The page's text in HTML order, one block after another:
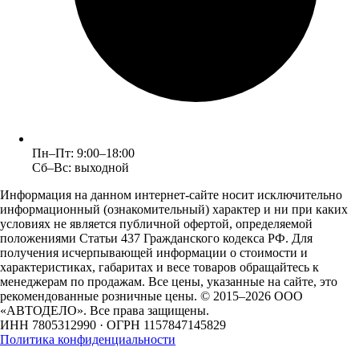
Пн–Пт: 9:00–18:00
Сб–Вс: выходной
Информация на данном интернет-сайте носит исключительно
информационный (ознакомительный) характер и ни при каких
условиях не является публичной офертой, определяемой
положениями Статьи 437 Гражданского кодекса РФ. Для
получения исчерпывающей информации о стоимости и
характеристиках, габаритах и весе товаров обращайтесь к
менеджерам по продажам. Все цены, указанные на сайте, это
рекомендованные розничные цены. © 2015–2026 ООО
«АВТОДЕЛО». Все права защищены.
ИНН 7805312990 · ОГРН 1157847145829
Политика конфиденциальности